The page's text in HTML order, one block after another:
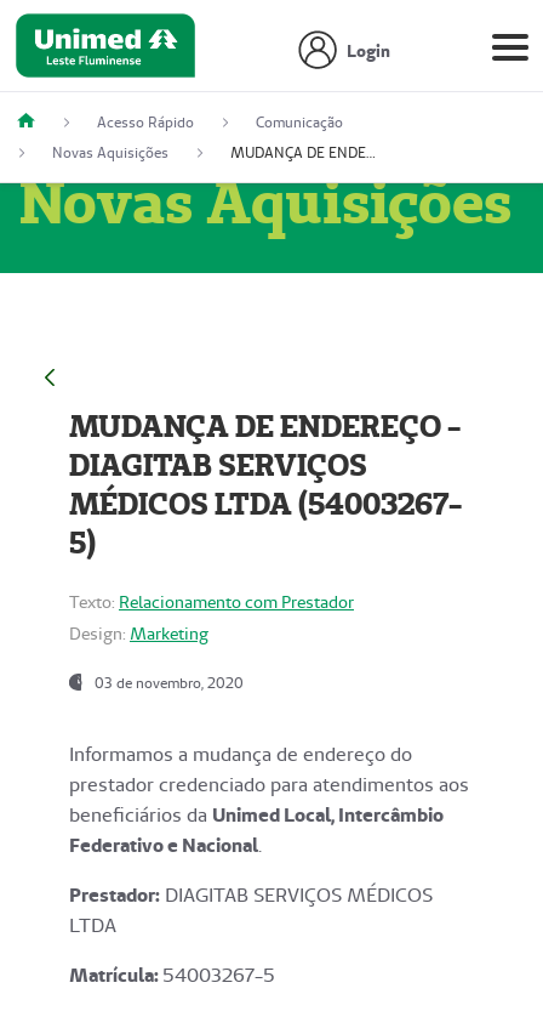
Login
Acesso Rápido
Comunicação
Novas Aquisições
MUDANÇA DE ENDEREÇO - DIAGITAB SERVIÇOS MÉDICOS LTDA (54003267-5)
Novas Aquisições
MUDANÇA DE ENDEREÇO -
DIAGITAB SERVIÇOS
MÉDICOS LTDA (54003267-
5)
Texto: Relacionamento com Prestador
Design: Marketing
03 de novembro, 2020
Informamos a mudança de endereço do
prestador credenciado para atendimentos aos
beneficiários da Unimed Local, Intercâmbio
Federativo e Nacional.
Prestador: DIAGITAB SERVIÇOS MÉDICOS
LTDA
Matrícula:54003267-5